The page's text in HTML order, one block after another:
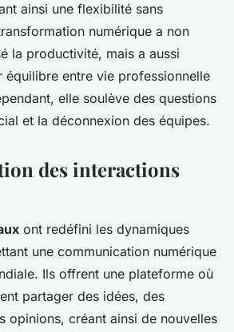
ainsi une flexibilité sans
numérique a non
la productivité, mais a aussi
équilibre entre vie professionnelle
elle soulève des questions
et la déconnexion des équipes.
des interactions
ont redéfini les dynamiques
une communication numérique
Ils offrent une plateforme où
partager des idées, des
opinions, créant ainsi de nouvelles